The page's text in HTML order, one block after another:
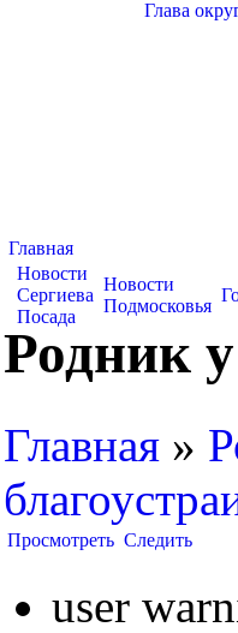
Глава
Главная
Новости
Сергиева
Посада
Новости
Подмосковья
Родник
Главная »
Просмотреть Следить
user